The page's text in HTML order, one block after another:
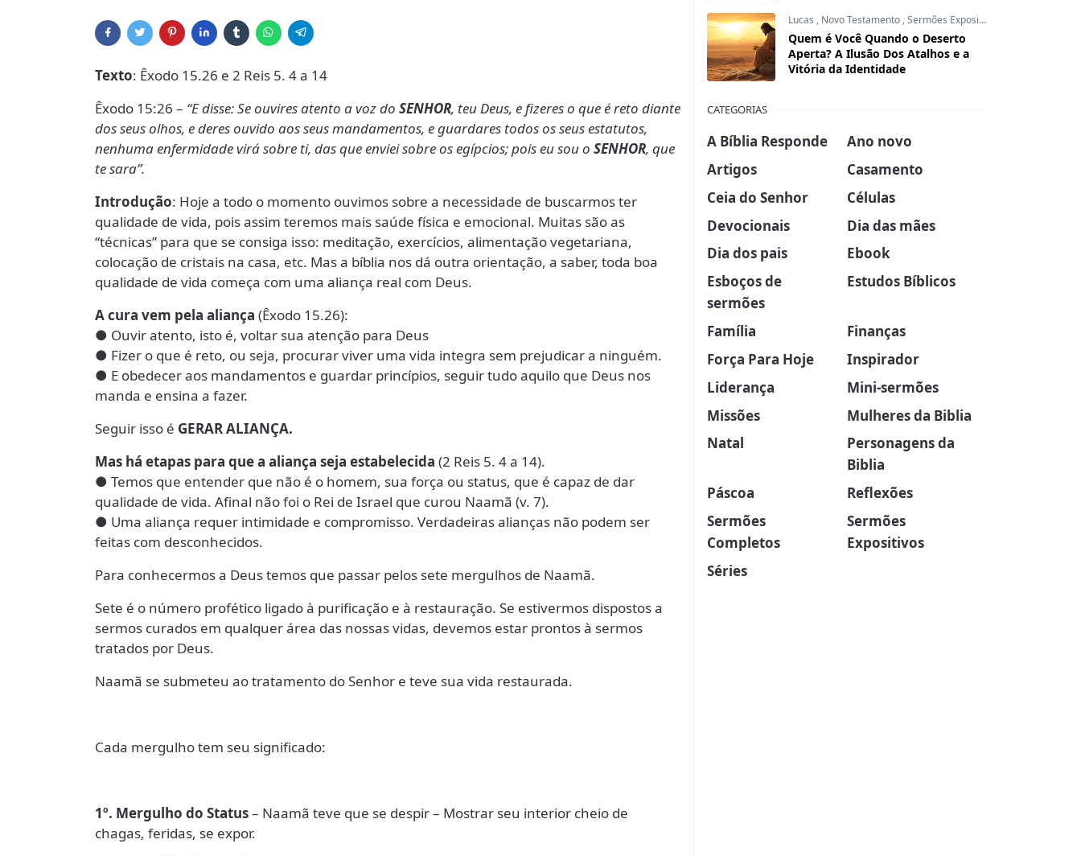
Texto: Êxodo 15.26 e 2 Reis 5. 4 a 14
Êxodo 15:26 – “E disse: Se ouvires atento a voz do SENHOR, teu Deus, e fizeres o que é reto diante
dos seus olhos, e deres ouvido aos seus mandamentos, e guardares todos os seus estatutos,
nenhuma enfermidade virá sobre ti, das que enviei sobre os egípcios; pois eu sou o SENHOR, que
te sara”.
Introdução: Hoje a todo o momento ouvimos sobre a necessidade de buscarmos ter
qualidade de vida, pois assim teremos mais saúde física e emocional. Muitas são as
“técnicas” para que se consiga isso: meditação, exercícios, alimentação vegetariana,
colocação de cristais na casa, etc. Mas a bíblia nos dá outra orientação, a saber, toda boa
qualidade de vida começa com uma aliança real com Deus.
A cura vem pela aliança (Êxodo 15.26):
● Ouvir atento, isto é, voltar sua atenção para Deus
● Fizer o que é reto, ou seja, procurar viver uma vida integra sem prejudicar a ninguém.
● E obedecer aos mandamentos e guardar princípios, seguir tudo aquilo que Deus nos
manda e ensina a fazer.
Seguir isso é GERAR ALIANÇA.
Mas há etapas para que a aliança seja estabelecida (2 Reis 5. 4 a 14).
● Temos que entender que não é o homem, sua força ou status, que é capaz de dar
qualidade de vida. Afinal não foi o Rei de Israel que curou Naamã (v. 7).
● Uma aliança requer intimidade e compromisso. Verdadeiras alianças não podem ser
feitas com desconhecidos.
Para conhecermos a Deus temos que passar pelos sete mergulhos de Naamã.
Sete é o número profético ligado à purificação e à restauração. Se estivermos dispostos a
sermos curados em qualquer área das nossas vidas, devemos estar prontos à sermos
tratados por Deus.
Naamã se submeteu ao tratamento do Senhor e teve sua vida restaurada.
Cada mergulho tem seu significado:
1º. Mergulho do Status– Naamã teve que se despir – Mostrar seu interior cheio de
chagas, feridas, se expor.
Lucas , Novo Testamento ,Sermões Expositivos
Quem é Você Quando o Deserto
Aperta? A Ilusão Dos Atalhos e a
Vitória da Identidade
CATEGORIAS
A Bíblia Responde
Ano novo
Artigos
Casamento
Ceia do Senhor
Células
Devocionais
Dia das mães
Dia dos pais
Ebook
Esboços de
sermões
Estudos Bíblicos
Família
Finanças
Força Para Hoje
Inspirador
Liderança
Mini-sermões
Missões
Mulheres da Biblia
Natal
Personagens da
Biblia
Páscoa
Reflexões
Sermões
Completos
Sermões
Expositivos
Séries